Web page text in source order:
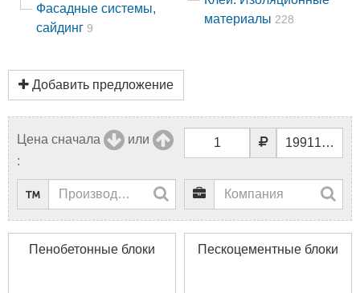
Фасадные системы,
сайдинг 9
материалы 228
Добавить предложение
Цена сначала
или
:
Пенобетонные блоки Пескоцементные блоки